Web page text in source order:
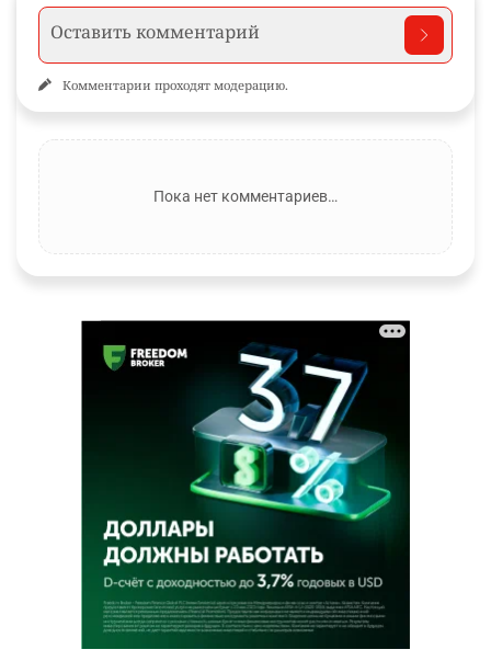
Комментарии проходят модерацию.
Пока нет комментариев…